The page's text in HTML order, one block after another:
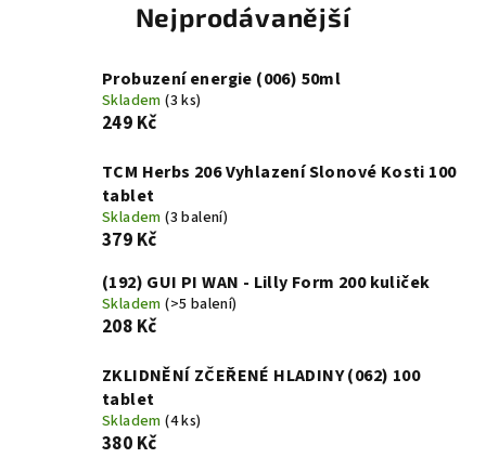
Nejprodávanější
Probuzení energie (006) 50ml
Skladem(3 ks)
249 Kč
TCM Herbs 206 Vyhlazení Slonové Kosti 100
tablet
Skladem(3 balení)
379 Kč
(192) GUI PI WAN - Lilly Form 200 kuliček
Skladem(>5 balení)
208 Kč
ZKLIDNĚNÍ ZČEŘENÉ HLADINY (062) 100
tablet
Skladem(4 ks)
380 Kč